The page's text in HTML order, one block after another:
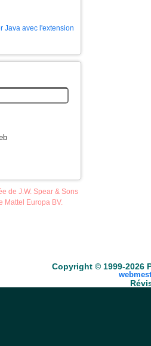
Java avec l'extension
de J.W. Spear & Sons
Mattel Europa BV.
Copyright © 1999-2026